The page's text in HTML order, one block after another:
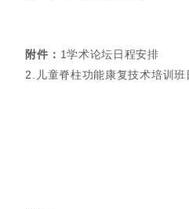
附件： 1学术论坛日程安排
2.儿童脊柱功能康复技术培训班